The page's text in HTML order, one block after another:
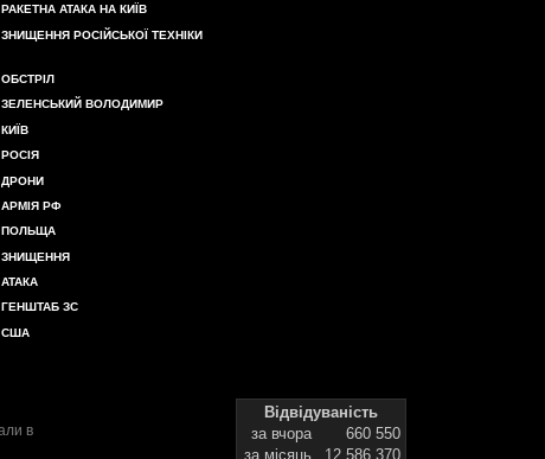
РАКЕТНА АТАКА НА КИЇВ
ЗНИЩЕННЯ РОСІЙСЬКОЇ ТЕХНІКИ
ОБСТРІЛ
ЗЕЛЕНСЬКИЙ ВОЛОДИМИР
КИЇВ
РОСІЯ
ДРОНИ
АРМІЯ РФ
ПОЛЬЩА
ЗНИЩЕННЯ
АТАКА
ГЕНШТАБ ЗС
США
в
Відвідуваність
за вчора
660 550
за місяць
12 586 370